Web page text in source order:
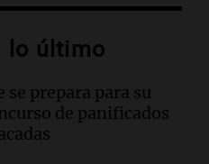
distraídos: ¿Qué pasa
padre mira mucho el
lo último
se prepara para su
de panificados